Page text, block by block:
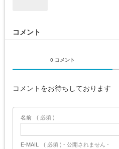
コメント
0 コメント
コメントをお待ちしております
名前 ( 必須 )
E-MAIL ( 必須 ) - 公開されません -